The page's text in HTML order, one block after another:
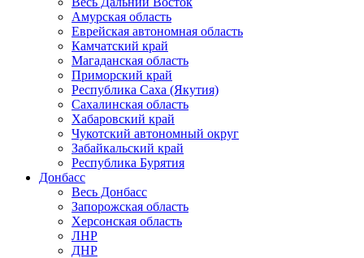
Амурская область
Еврейская автономная область
Камчатский край
Магаданская область
Приморский край
Республика Саха (Якутия)
Сахалинская область
Хабаровский край
Чукотский автономный округ
Забайкальский край
Республика Бурятия
Донбасс
Весь Донбасс
Запорожская область
Херсонская область
ЛНР
ДНР